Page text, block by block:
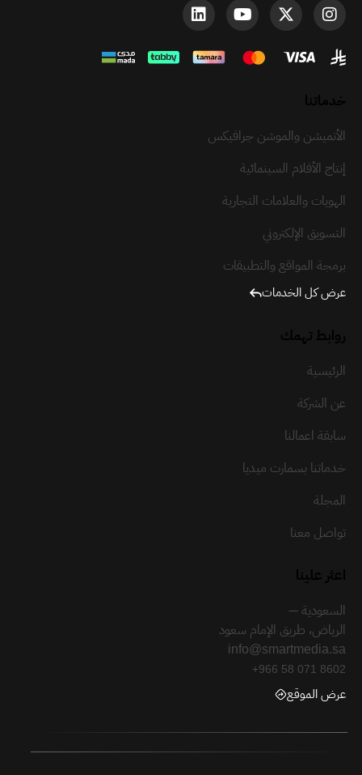
الأنميشن والموشن جرافيكس
إنتاج الأفلام السينمائية
الهويات والعلامات التجارية
التسويق الإلكتروني
برمجة المواقع والتطبيقات
عرض كل الخدمات
الرئيسية
عن الشركة
سابقة اعمالنا
خدماتنا بسمارت ميديا
المجلة
تواصل معنا
السعودية —
الرياض، طريق الإمام سعود
info@smartmedia.sa
+966 58 071 8602
عرض الموقع